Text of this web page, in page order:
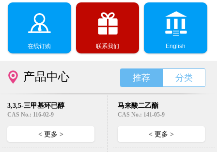
在线订购 联系我们 English
产品中心 推荐 分类
3,3,5-三甲基环已醇
(异佛尔醇）
CAS No.: 116-02-9
< 更多 >
马来酸二乙酯
Diethyl Maleate
CAS No.: 141-05-9
< 更多 >